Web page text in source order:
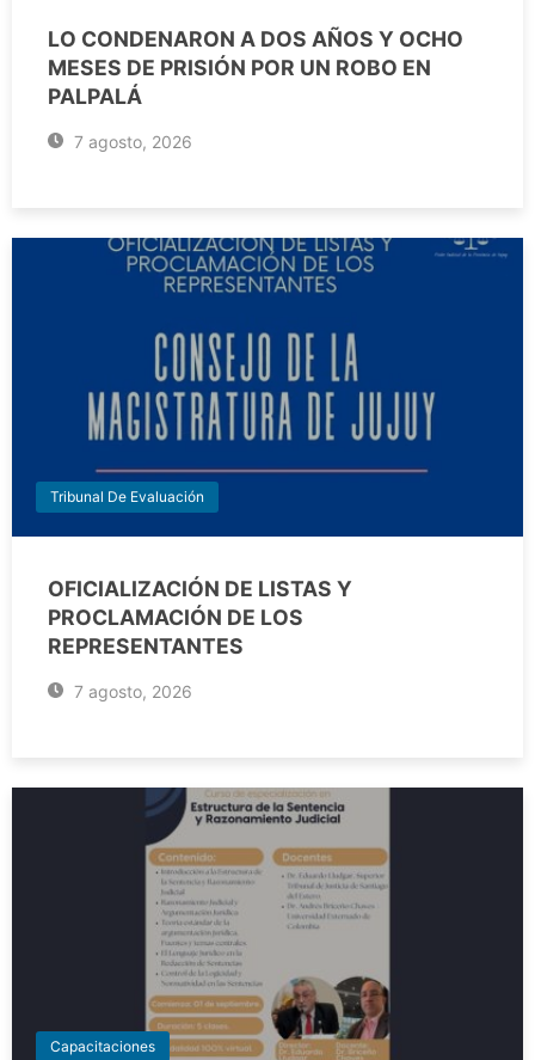
LO CONDENARON A DOS AÑOS Y OCHO
MESES DE PRISIÓN POR UN ROBO EN
PALPALÁ
7 agosto, 2026
Tribunal De Evaluación
OFICIALIZACIÓN DE LISTAS Y
PROCLAMACIÓN DE LOS
REPRESENTANTES
7 agosto, 2026
Capacitaciones